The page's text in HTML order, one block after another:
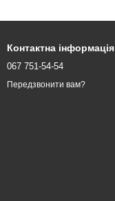
Контактна інформація
067 751-54-54
Передзвонити вам?